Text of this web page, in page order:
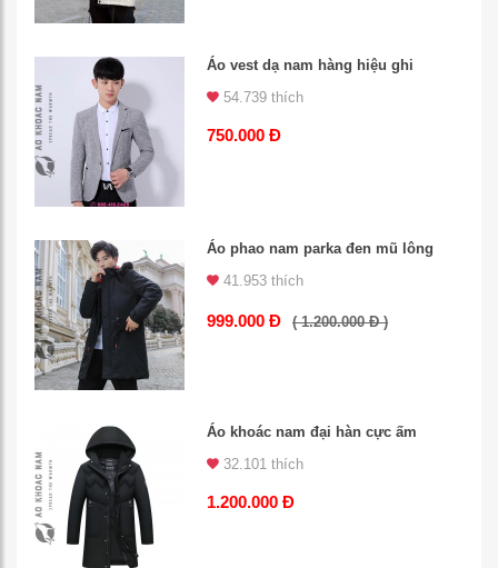
Áo vest dạ nam hàng hiệu ghi
54.739 thích
750.000 Đ
Áo phao nam parka đen mũ lông
41.953 thích
999.000 Đ ( 1.200.000 Đ )
Áo khoác nam đại hàn cực ấm
32.101 thích
1.200.000 Đ